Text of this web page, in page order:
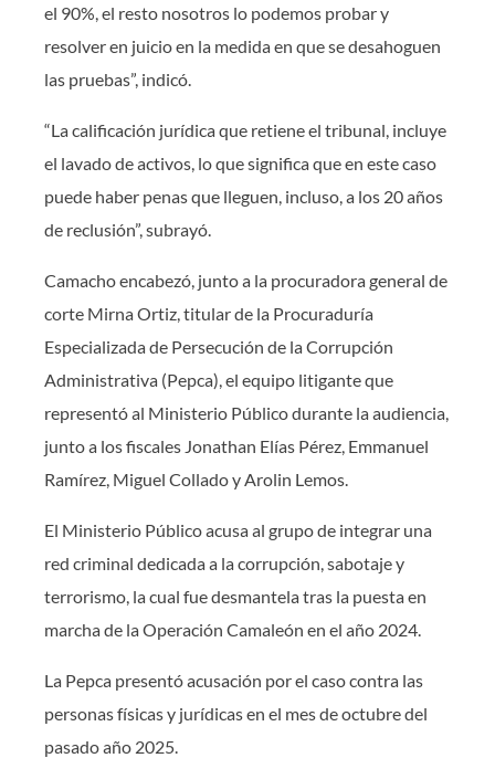
el 90%, el resto nosotros lo podemos probar y
resolver en juicio en la medida en que se desahoguen
las pruebas”, indicó.
“La calificación jurídica que retiene el tribunal, incluye
el lavado de activos, lo que significa que en este caso
puede haber penas que lleguen, incluso, a los 20 años
de reclusión”, subrayó.
Camacho encabezó, junto a la procuradora general de
corte Mirna Ortiz, titular de la Procuraduría
Especializada de Persecución de la Corrupción
Administrativa (Pepca), el equipo litigante que
representó al Ministerio Público durante la audiencia,
junto a los fiscales Jonathan Elías Pérez, Emmanuel
Ramírez, Miguel Collado y Arolin Lemos.
El Ministerio Público acusa al grupo de integrar una
red criminal dedicada a la corrupción, sabotaje y
terrorismo, la cual fue desmantela tras la puesta en
marcha de la Operación Camaleón en el año 2024.
La Pepca presentó acusación por el caso contra las
personas físicas y jurídicas en el mes de octubre del
pasado año 2025.